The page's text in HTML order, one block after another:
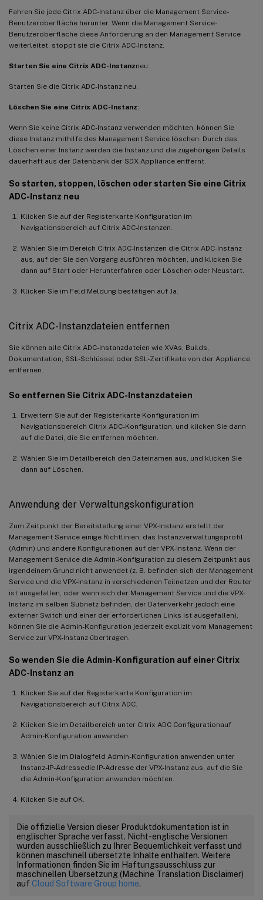
Fahren Sie jede Citrix ADC-Instanz über die Management Service-
Benutzeroberfläche herunter. Wenn die Management Service-
Benutzeroberfläche diese Anforderung an den Management Service
weiterleitet, stoppt sie die Citrix ADC-Instanz.
Starten Sie eine Citrix ADC-Instanzneu:
Starten Sie die Citrix ADC-Instanz neu.
Löschen Sie eine Citrix ADC-Instanz:
Wenn Sie keine Citrix ADC-Instanz verwenden möchten, können Sie
diese Instanz mithilfe des Management Service löschen. Durch das
Löschen einer Instanz werden die Instanz und die zugehörigen Details
dauerhaft aus der Datenbank der SDX-Appliance entfernt.
So starten, stoppen, löschen oder starten Sie eine Citrix
ADC-Instanz neu
Klicken Sie auf der Registerkarte Konfiguration im
Navigationsbereich auf Citrix ADC-Instanzen.
Wählen Sie im Bereich Citrix ADC-Instanzen die Citrix ADC-Instanz
aus, auf der Sie den Vorgang ausführen möchten, und klicken Sie
dann auf Start oder Herunterfahren oder Löschen oder Neustart.
Klicken Sie im Feld Meldung bestätigen auf Ja.
Citrix ADC-Instanzdateien entfernen
Sie können alle Citrix ADC-Instanzdateien wie XVAs, Builds,
Dokumentation, SSL-Schlüssel oder SSL-Zertifikate von der Appliance
entfernen.
So entfernen Sie Citrix ADC-Instanzdateien
Erweitern Sie auf der Registerkarte Konfiguration im
Navigationsbereich Citrix ADC-Konfiguration, und klicken Sie dann
auf die Datei, die Sie entfernen möchten.
Wählen Sie im Detailbereich den Dateinamen aus, und klicken Sie
dann auf Löschen.
Anwendung der Verwaltungskonfiguration
Zum Zeitpunkt der Bereitstellung einer VPX-Instanz erstellt der
Management Service einige Richtlinien, das Instanzverwaltungsprofil
(Admin) und andere Konfigurationen auf der VPX-Instanz. Wenn der
Management Service die Admin-Konfiguration zu diesem Zeitpunkt aus
irgendeinem Grund nicht anwendet (z. B. befinden sich der Management
Service und die VPX-Instanz in verschiedenen Teilnetzen und der Router
ist ausgefallen, oder wenn sich der Management Service und die VPX-
Instanz im selben Subnetz befinden, der Datenverkehr jedoch eine
externer Switch und einer der erforderlichen Links ist ausgefallen),
können Sie die Admin-Konfiguration jederzeit explizit vom Management
Service zur VPX-Instanz übertragen.
So wenden Sie die Admin-Konfiguration auf einer Citrix
ADC-Instanz an
Klicken Sie auf der Registerkarte Konfiguration im
Navigationsbereich auf Citrix ADC.
Klicken Sie im Detailbereich unter Citrix ADC Configurationauf
Admin-Konfiguration anwenden.
Wählen Sie im Dialogfeld Admin-Konfiguration anwenden unter
Instanz-IP-Adressedie IP-Adresse der VPX-Instanz aus, auf die Sie
die Admin-Konfiguration anwenden möchten.
Klicken Sie auf OK.
Die offizielle Version dieser Produktdokumentation ist in
englischer Sprache verfasst. Nicht-englische Versionen
wurden ausschließlich zu Ihrer Bequemlichkeit verfasst und
können maschinell übersetzte Inhalte enthalten. Weitere
Informationen finden Sie im Haftungsausschluss zur
maschinellen Übersetzung (Machine Translation Disclaimer)
auf Cloud Software Group home.